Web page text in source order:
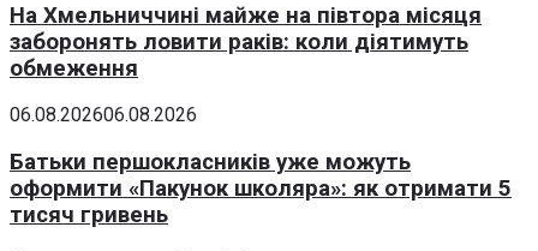
На Хмельниччині майже на півтора місяця
заборонять ловити раків: коли діятимуть
обмеження
06.08.202606.08.2026
Батьки першокласників уже можуть
оформити «Пакунок школяра»: як отримати 5
тисяч гривень